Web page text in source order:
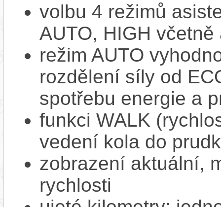
volbu 4 režimů
AUTO, HIGH
režim AUTO
rozdělení síly od
spotřebu energie a
funkci WALK
vedení kola do
zobrazení aktuální,
rychlosti